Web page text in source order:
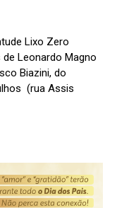
Lixo Zero
Leonardo Magno
Biazini, do
(rua Assis